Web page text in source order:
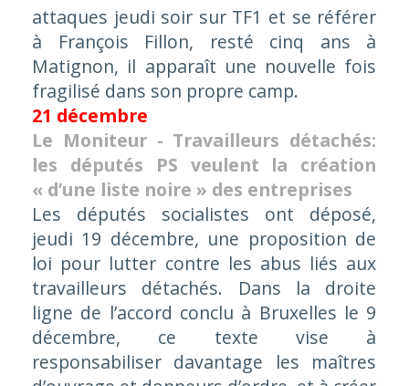
attaques jeudi soir sur TF1 et se référer
à François Fillon, resté cinq ans à
Matignon, il apparaît une nouvelle fois
fragilisé dans son propre camp.
21 décembre
Le Moniteur - Travailleurs détachés:
les députés PS veulent la création
« d’une liste noire » des entreprises
Les députés socialistes ont déposé,
jeudi 19 décembre, une proposition de
loi pour lutter contre les abus liés aux
travailleurs détachés. Dans la droite
ligne de l’accord conclu à Bruxelles le 9
décembre, ce texte vise à
responsabiliser davantage les maîtres